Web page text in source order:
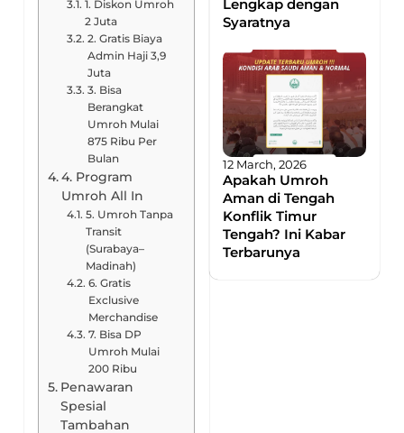
1. Diskon Umroh
2 Juta
2. Gratis Biaya
Admin Haji 3,9
Juta
3. Bisa
Berangkat
Umroh Mulai
875 Ribu Per
Bulan
4. Program
Umroh All In
5. Umroh Tanpa
Transit
(Surabaya–
Madinah)
6. Gratis
Exclusive
Merchandise
7. Bisa DP
Umroh Mulai
200 Ribu
Penawaran
Spesial
Tambahan
Lengkap dengan
Syaratnya
12 March, 2026
Apakah Umroh
Aman di Tengah
Konflik Timur
Tengah? Ini Kabar
Terbarunya